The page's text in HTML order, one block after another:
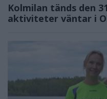
Kolmilan tänds den
aktiviteter väntar i